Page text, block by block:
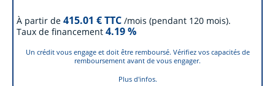
À partir de 415.01 € TTC /mois (pendant 120 mois).
Taux de financement 4.19%
Un crédit vous engage et doit être remboursé. Vérifiez vos capacités de
remboursement avant de vous engager.
Plus d'infos.